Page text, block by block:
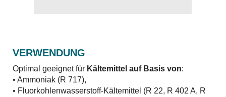
VERWENDUNG
Optimal geeignet für Kältemittel auf Basis von:
• Ammoniak (R 717),
• Fluorkohlenwasserstoff-Kältemittel (R 22, R 402 A, R